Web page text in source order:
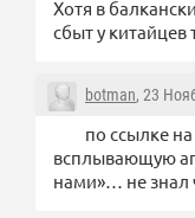
Хотя в
сбыт у китайцев
botman, 23
по ссылке
всплывающую
нами»… не знал